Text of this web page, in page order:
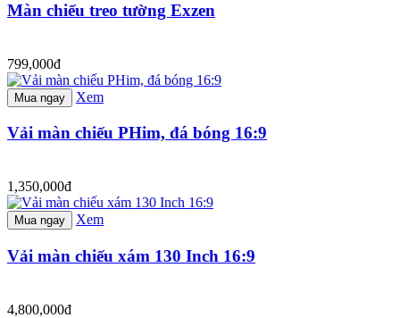
Màn chiếu treo tường Exzen
799,000đ
Mua ngay Xem
Vải màn chiếu PHim, đá bóng 16:9
1,350,000đ
Mua ngay Xem
Vải màn chiếu xám 130 Inch 16:9
4,800,000đ